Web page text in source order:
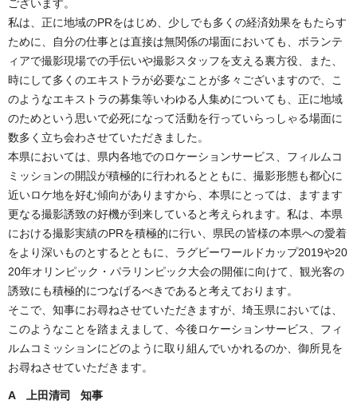
ございます。
私は、正に地域のPRをはじめ、少しでも多くの経済効果をもたらす
ために、自分の仕事とは直接は無関係の場面においても、ボランテ
ィアで撮影現場での手伝いや撮影スタッフを支える裏方役、また、
時にして多くのエキストラが必要なことが多々ございますので、こ
のようなエキストラの募集等いわゆる人集めについても、正に地域
のためという思いで必死になって活動を行っていらっしゃる場面に
数多く立ち会わさせていただきました。
本県においては、県内各地でのロケーションサービス、フィルムコ
ミッションの開設が積極的に行われるとともに、撮影形態も都心に
近いロケ地を好む傾向がありますから、本県にとっては、ますます
更なる撮影誘致の好機が到来していると考えられます。私は、本県
における撮影実績のPRを積極的に行い、県民の皆様の本県への愛着
をより深いものとするとともに、ラグビーワールドカップ2019や20
20年オリンピック・パラリンピック大会の開催に向けて、観光客の
誘致にも積極的につなげるべきであると考えております。
そこで、知事にお尋ねさせていただきますが、埼玉県においては、
このようなことを踏まえまして、今後ロケーションサービス、フィ
ルムコミッションにどのように取り組んでいかれるのか、御所見を
お尋ねさせていただきます。
A 上田清司 知事